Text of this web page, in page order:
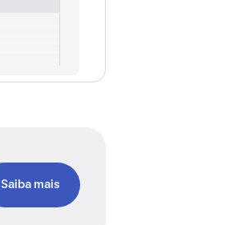
Saiba mais